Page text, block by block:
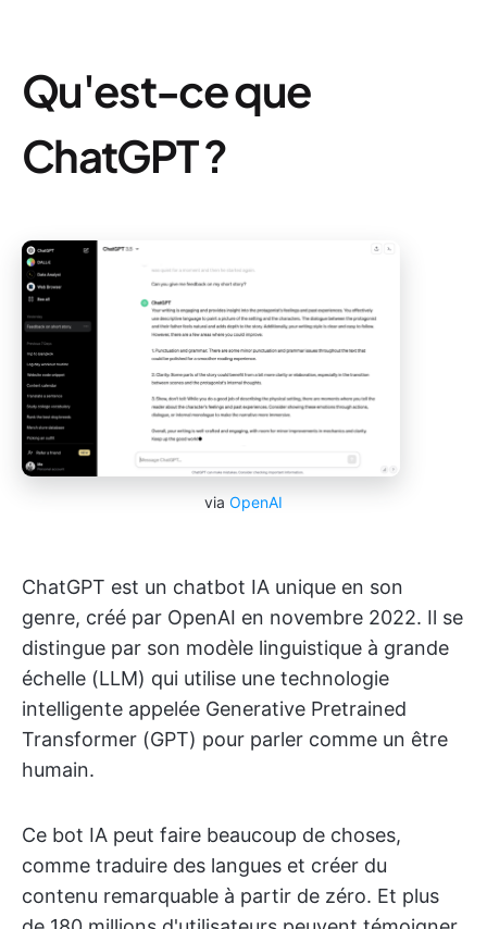
Qu'est-ce que
ChatGPT ?
via OpenAI
ChatGPT est un chatbot IA unique en son
genre, créé par OpenAI en novembre 2022. Il se
distingue par son modèle linguistique à grande
échelle (LLM) qui utilise une technologie
intelligente appelée Generative Pretrained
Transformer (GPT) pour parler comme un être
humain.
Ce bot IA peut faire beaucoup de choses,
comme traduire des langues et créer du
contenu remarquable à partir de zéro. Et plus